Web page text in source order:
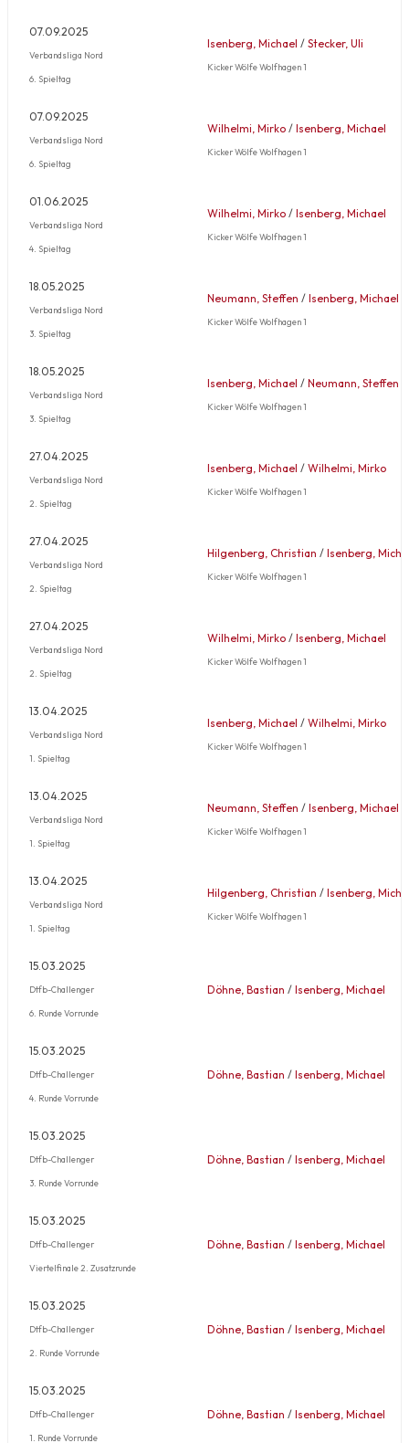
07.09.2025
Verbandsliga Nord
6. Spieltag
Isenberg, Michael / Stecker, Uli
Kicker Wölfe Wolfhagen 1
07.09.2025
Verbandsliga Nord
6. Spieltag
Wilhelmi, Mirko / Isenberg, Michael
Kicker Wölfe Wolfhagen 1
01.06.2025
Verbandsliga Nord
4. Spieltag
Wilhelmi, Mirko / Isenberg, Michael
Kicker Wölfe Wolfhagen 1
18.05.2025
Verbandsliga Nord
3. Spieltag
Neumann, Steffen / Isenberg, Michael
Kicker Wölfe Wolfhagen 1
18.05.2025
Verbandsliga Nord
3. Spieltag
Isenberg, Michael / Neumann, Steffen
Kicker Wölfe Wolfhagen 1
27.04.2025
Verbandsliga Nord
2. Spieltag
Isenberg, Michael / Wilhelmi, Mirko
Kicker Wölfe Wolfhagen 1
27.04.2025
Verbandsliga Nord
2. Spieltag
Hilgenberg, Christian / Isenberg,
Kicker Wölfe Wolfhagen 1
27.04.2025
Verbandsliga Nord
2. Spieltag
Wilhelmi, Mirko / Isenberg, Michael
Kicker Wölfe Wolfhagen 1
13.04.2025
Verbandsliga Nord
1. Spieltag
Isenberg, Michael / Wilhelmi, Mirko
Kicker Wölfe Wolfhagen 1
13.04.2025
Verbandsliga Nord
1. Spieltag
Neumann, Steffen / Isenberg, Michael
Kicker Wölfe Wolfhagen 1
13.04.2025
Verbandsliga Nord
1. Spieltag
Hilgenberg, Christian / Isenberg,
Kicker Wölfe Wolfhagen 1
15.03.2025
Dtfb-Challenger
6. Runde Vorrunde
Döhne, Bastian / Isenberg, Michael
15.03.2025
Dtfb-Challenger
4. Runde Vorrunde
Döhne, Bastian / Isenberg, Michael
15.03.2025
Dtfb-Challenger
3. Runde Vorrunde
Döhne, Bastian / Isenberg, Michael
15.03.2025
Dtfb-Challenger
Viertelfinale 2. Zusatzrunde
Döhne, Bastian / Isenberg, Michael
15.03.2025
Dtfb-Challenger
2. Runde Vorrunde
Döhne, Bastian / Isenberg, Michael
15.03.2025
Dtfb-Challenger
1. Runde Vorrunde
Döhne, Bastian / Isenberg, Michael